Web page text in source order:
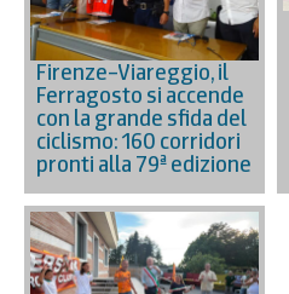
Firenze–Viareggio, il
Ferragosto si accende
con la grande sfida del
ciclismo: 160 corridori
pronti alla 79ª edizione